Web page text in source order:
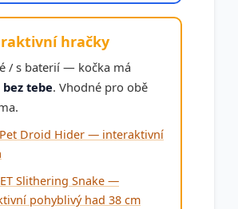
hračky
/ s baterií — kočka má
tebe. Vhodné pro obě
Pet Droid Hider — interaktivní
Slithering Snake —
pohyblivý had 38 cm